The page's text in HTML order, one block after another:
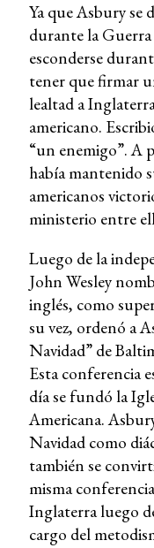
Ya que Asbury
durante la
esconderse
tener que firmar
lealtad a
americano.
“un enemigo”. A
había mantenido
americanos
ministerio entre
Luego de la
John Wesley
inglés, como
su vez, ordenó a
Navidad” de
Esta conferencia
día se fundó la
Americana.
Navidad como
también se
misma
Inglaterra luego
cargo del